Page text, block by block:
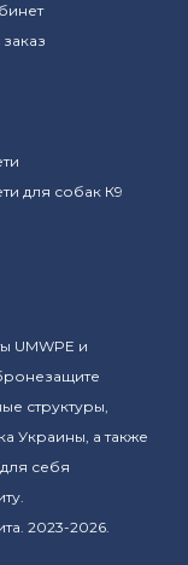
для собак К9
UMWPE и
структуры,
Украины, а также
себя
2023-2026.